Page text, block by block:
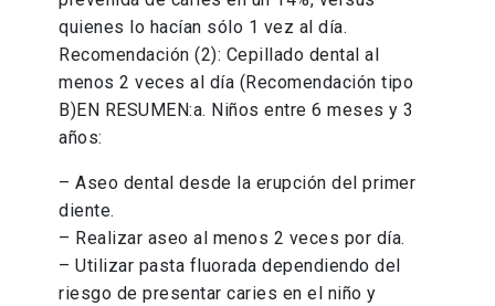
quienes lo hacían sólo 1 vez al día.
Recomendación (2): Cepillado dental al
menos 2 veces al día (Recomendación tipo
B)EN RESUMEN:a. Niños entre 6 meses y 3
años:
– Aseo dental desde la erupción del primer
diente.
– Realizar aseo al menos 2 veces por día.
– Utilizar pasta fluorada dependiendo del
riesgo de presentar caries en el niño y